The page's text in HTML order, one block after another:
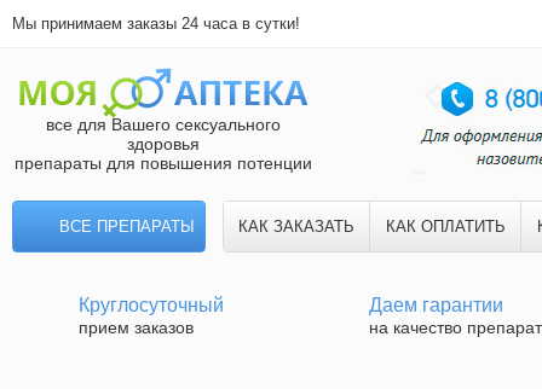
Мы принимаем заказы 24 часа в сутки!
все для Вашего сексуального
здоровья
препараты для повышения потенции
ВСЕ ПРЕПАРАТЫ КАК ЗАКАЗАТЬ КАК ОПЛАТИТЬ
Круглосуточный
прием заказов
Даем гарантии
на качество